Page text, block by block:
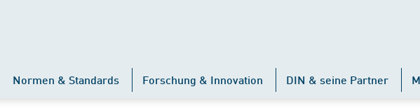
Normen & Standards Forschung & Innovation DIN & seine Partner